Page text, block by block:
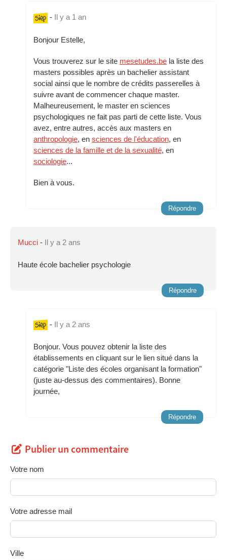
- Il y a 1 an
Bonjour Estelle,
Vous trouverez sur le site mesetudes.be la liste des
masters possibles après un bachelier assistant
social ainsi que le nombre de crédits passerelles à
suivre avant de commencer chaque master.
Malheureusement, le master en sciences
psychologiques ne fait pas parti de cette liste. Vous
avez, entre autres, accès aux masters en
anthropologie, en sciences de l'éducation, en
sciences de la famille et de la sexualité, en
sociologie...
Bien à vous.
Répondre
Mucci - Il y a 2 ans
Haute école bachelier psychologie
Répondre
- Il y a 2 ans
Bonjour. Vous pouvez obtenir la liste des
établissements en cliquant sur le lien situé dans la
catégorie "Liste des écoles organisant la formation"
(juste au-dessus des commentaires). Bonne
journée,
Répondre
Publier un commentaire
Votre nom
Votre adresse mail
Ville